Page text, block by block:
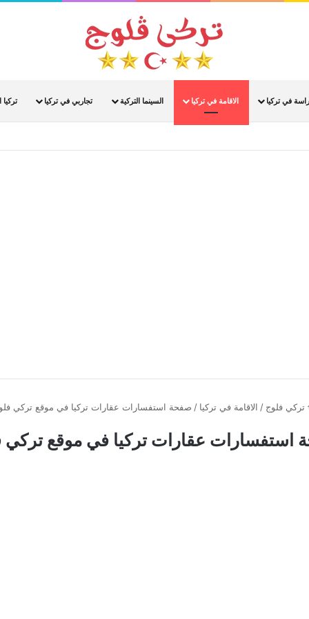
في تركيا الاقامة في تركيا السينما التركية تجاربي في تركيا تركيا
تركي فلوج / الاقامة في تركيا / صفحة استفسارات عقارات تركيا في موقع تركي
استفسارات عقارات تركيا في موقع تركي